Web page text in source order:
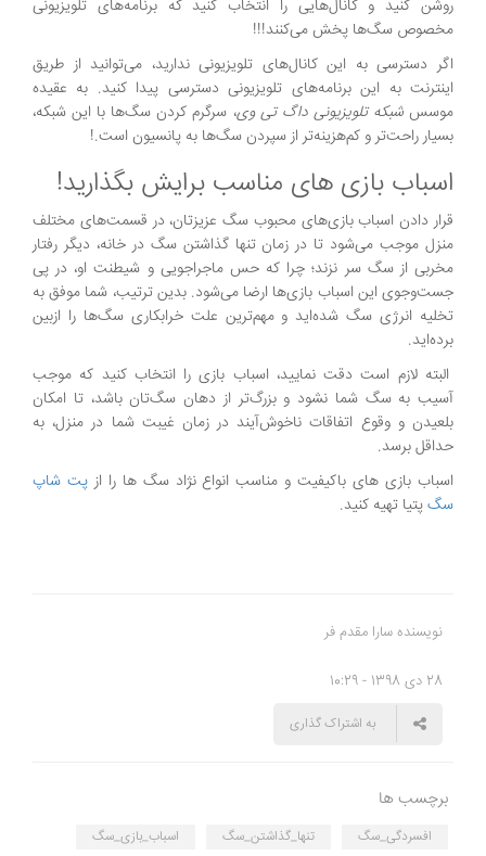
روشن کنید و کانال‌هایی را انتخاب کنید که برنامه‌های تلویزیونی
مخصوص سگ‌ها پخش می‌کنند!!!
اگر دسترسی به این کانال‌های تلویزیونی ندارید، می‌توانید از طریق
اینترنت به این برنامه‌های تلویزیونی دسترسی پیدا کنید. به عقیده
موسسشبکه تلویزیونی داگ تی وی، سرگرم کردن سگ‌ها با این شبکه،
بسیار راحت‌تر و کم‌هزینه‌تر از سپردن سگ‌ها به پانسیون است.!
اسباب بازی های مناسب برایش بگذارید!
قرار دادن اسباب بازی‌های محبوب سگ عزیزتان، در قسمت‌های مختلف
منزل موجب می‌شود تا در زمان تنها گذاشتن سگ در خانه، دیگر رفتار
مخربی از سگ سر نزند؛ چرا که حس ماجراجویی و شیطنت او، در پی
جست‌و‌جوی این اسباب بازی‌ها ارضا می‌شود. بدین ترتیب، شما موفق به
تخلیه انرژی سگ شده‌اید و مهم‌ترین علت خرابکاری سگ‌ها را ازبین
برده‌اید.
البته لازم است دقت نمایید، اسباب بازی را انتخاب کنید که موجب
آسیب به سگ شما نشود و بزرگ‌تر از دهان سگ‌تان باشد، تا امکان
بلعیدن و وقوع اتفاقات ناخوش‌آیند در زمان غیبت شما در منزل، به
حداقل برسد.
اسباب بازی های باکیفیت و مناسب انواع نژاد سگ ها را ازپت شاپ
سگپتیا تهیه کنید.
نویسنده سارا مقدم فر
28 دی 1398 - 10:29
به اشتراک گذاری
برچسب ها
افسردگی_سگ تنها_گذاشتن_سگ
اسباب_بازی_سگ